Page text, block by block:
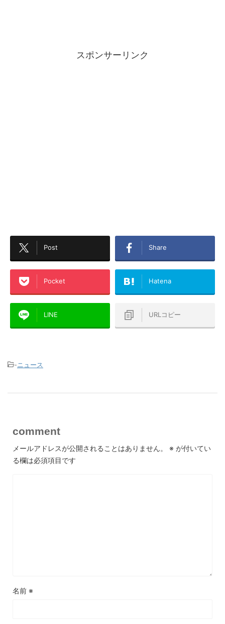
スポンサーリンク
Post Share
Pocket Hatena
LINE URLコピー
-ニュース
comment
メールアドレスが公開されることはありません。 ※ が付いてい
る欄は必須項目です
名前 ※